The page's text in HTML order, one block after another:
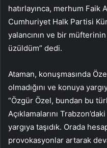
hatırlayınca, merhum Faik
Cumhuriyet Halk Partisi
yalancının ve bir
üzüldüm” dedi.
Ataman, konuşmasında
olmadığını ve konuya
“Özgür Özel, bundan bu
Açıklamalarını
yargıya taşıdık. Orada
provokasyonlar artarak